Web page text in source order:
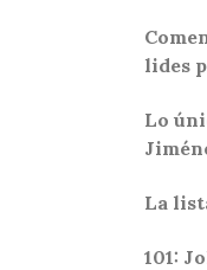
lides
Lo
La
101: